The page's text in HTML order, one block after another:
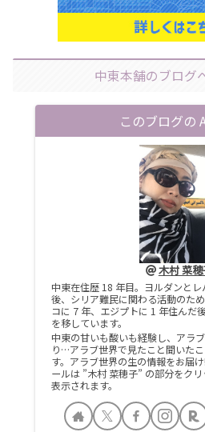
中東本舗のブログ
このブログの
木村 菜
中東在住歴 18 年目。ヨルダンと
後、シリア難民に関わる活動のた
コに 7 年、エジプトに 1 年住んだ
を移しています。
中東の甘いも酸いも経験し、アラ
り…アラブ世界で見たこと聞いた
す。アラブ世界の生の情報をお届
ールは ”木村 菜穂子” の部分をクリ
表示されます。